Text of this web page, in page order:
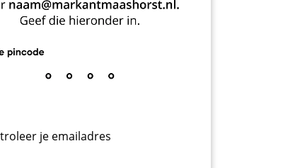
je emailadres